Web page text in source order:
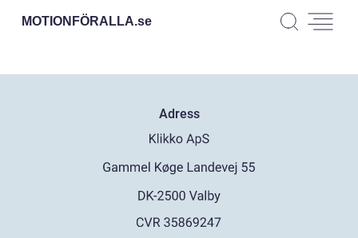
MOTIONFÖRALLA.se
Adress